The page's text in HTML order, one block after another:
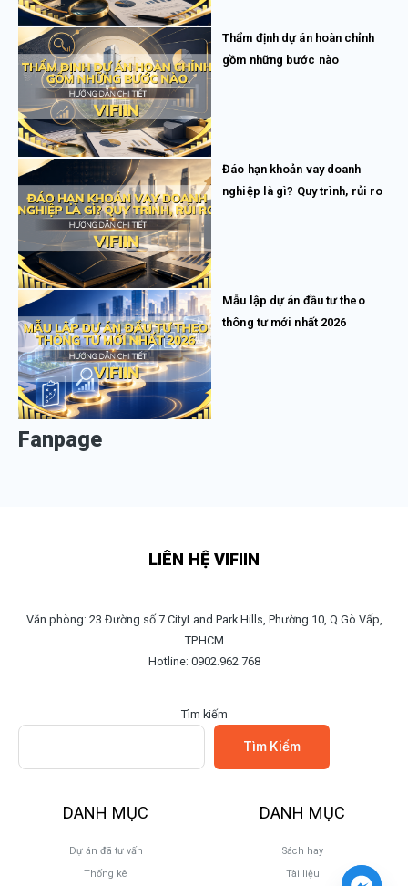
Thẩm định dự án hoàn chỉnh
gồm những bước nào
Đáo hạn khoản vay doanh
nghiệp là gì? Quy trình, rủi ro
Mẫu lập dự án đầu tư theo
thông tư mới nhất 2026
Fanpage
LIÊN HỆ VIFIIN
Văn phòng: 23 Đường số 7 CityLand Park Hills, Phường 10, Q.Gò Vấp,
TP.HCM
Hotline: 0902.962.768
Tìm kiếm
Tìm Kiếm
DANH MỤC
Dự án đã tư vấn
Thống kê
DANH MỤC
Sách hay
Tài liệu